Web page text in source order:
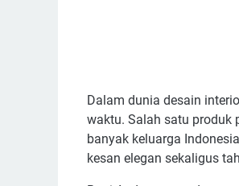
Dalam dunia desain
waktu. Salah satu produk
banyak keluarga
kesan elegan sekaligus